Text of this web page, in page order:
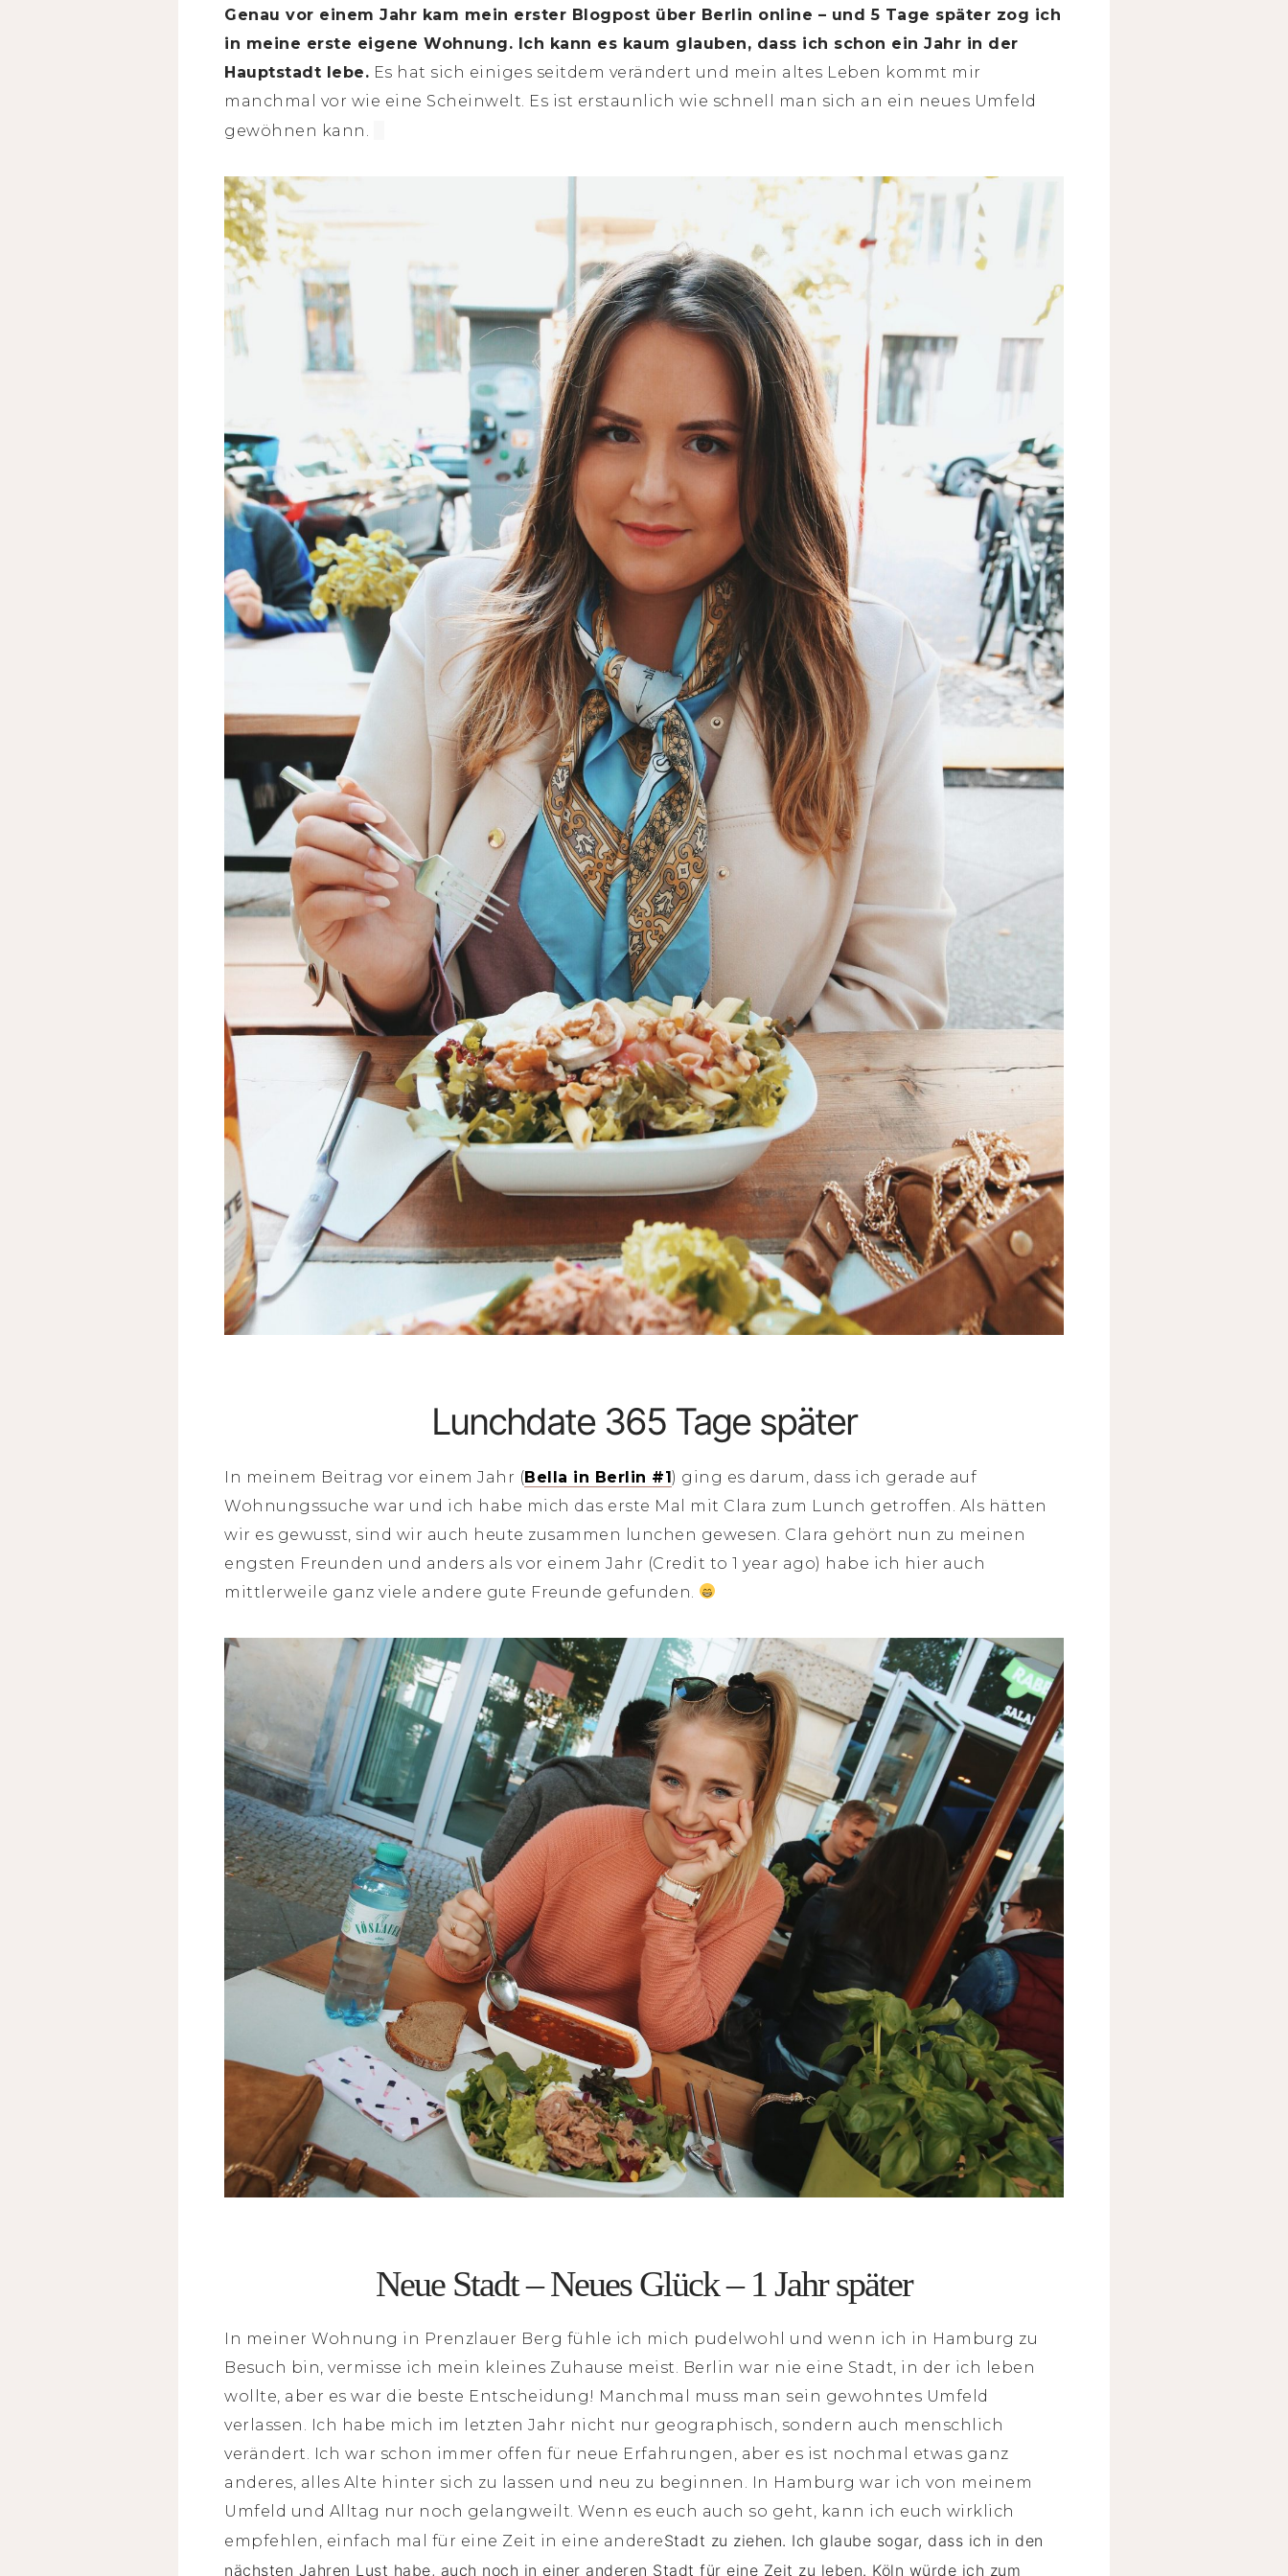
Genau vor einem Jahr kam mein erster Blogpost über Berlin online – und 5 Tage später zog ich
in meine erste eigene Wohnung. Ich kann es kaum glauben, dass ich schon ein Jahr in der
Hauptstadt lebe. Es hat sich einiges seitdem verändert und mein altes Leben kommt mir
manchmal vor wie eine Scheinwelt. Es ist erstaunlich wie schnell man sich an ein neues Umfeld
gewöhnen kann.
Lunchdate 365 Tage später
In meinem Beitrag vor einem Jahr (Bella in Berlin #1) ging es darum, dass ich gerade auf
Wohnungssuche war und ich habe mich das erste Mal mit Clara zum Lunch getroffen. Als hätten
wir es gewusst, sind wir auch heute zusammen lunchen gewesen. Clara gehört nun zu meinen
engsten Freunden und anders als vor einem Jahr (Credit to 1 year ago) habe ich hier auch
mittlerweile ganz viele andere gute Freunde gefunden.
Neue Stadt – Neues Glück – 1 Jahr später
In meiner Wohnung in Prenzlauer Berg fühle ich mich pudelwohl und wenn ich in Hamburg zu
Besuch bin, vermisse ich mein kleines Zuhause meist. Berlin war nie eine Stadt, in der ich leben
wollte, aber es war die beste Entscheidung! Manchmal muss man sein gewohntes Umfeld
verlassen. Ich habe mich im letzten Jahr nicht nur geographisch, sondern auch menschlich
verändert. Ich war schon immer offen für neue Erfahrungen, aber es ist nochmal etwas ganz
anderes, alles Alte hinter sich zu lassen und neu zu beginnen. In Hamburg war ich von meinem
Umfeld und Alltag nur noch gelangweilt. Wenn es euch auch so geht, kann ich euch wirklich
empfehlen, einfach mal für eine Zeit in eine andereStadt zu ziehen. Ich glaube sogar, dass ich in den
nächsten Jahren Lust habe, auch noch in einer anderen Stadt für eine Zeit zu leben. Köln würde ich zum